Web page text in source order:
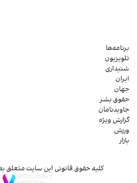
برنامه‌ها
تلویزیون
شنیداری
ایران
جهان
حقوق بشر
جاویدنامان
گزارش ویژه
ورزش
بازار
کلیه حقوق قانونی این سایت متعلق